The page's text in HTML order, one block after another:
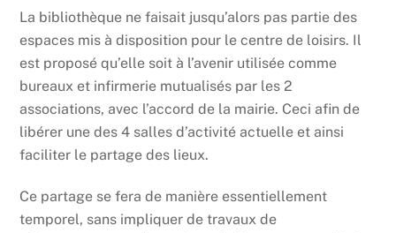
La bibliothèque ne faisait jusqu’alors pas partie des
espaces mis à disposition pour le centre de loisirs. Il
est proposé qu’elle soit à l’avenir utilisée comme
bureaux et infirmerie mutualisés par les 2
associations, avec l’accord de la mairie. Ceci afin de
libérer une des 4 salles d’activité actuelle et ainsi
faciliter le partage des lieux.
Ce partage se fera de manière essentiellement
temporel, sans impliquer de travaux de